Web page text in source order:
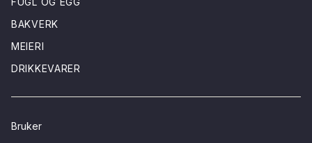
BAKVERK
MEIERI
DRIKKEVARER
Bruker